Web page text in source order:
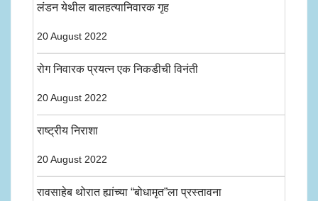
लंडन येथील बालहत्यानिवारक गृह
20 August 2022
रोग निवारक प्रयत्न एक निकडीची विनंती
20 August 2022
राष्ट्रीय निराशा
20 August 2022
रावसाहेब थोरात ह्यांच्या “बोधामृत”ला प्रस्तावना